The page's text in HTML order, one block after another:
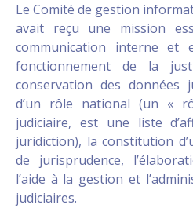
Le Comité de gestion
avait reçu une mission
communication interne et
fonctionnement de la
conservation des données
d’un rôle national (un «
judiciaire, est une liste
juridiction), la constitution
de jurisprudence,
l’aide à la gestion et
judiciaires.